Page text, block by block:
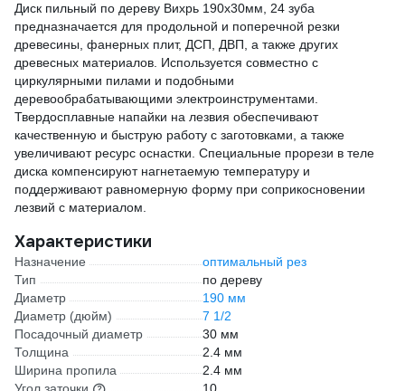
Диск пильный по дереву Вихрь 190х30мм, 24 зуба
предназначается для продольной и поперечной резки
древесины, фанерных плит, ДСП, ДВП, а также других
древесных материалов. Используется совместно с
циркулярными пилами и подобными
деревообрабатывающими электроинструментами.
Твердосплавные напайки на лезвия обеспечивают
качественную и быструю работу с заготовками, а также
увеличивают ресурс оснастки. Специальные прорези в теле
диска компенсируют нагнетаемую температуру и
поддерживают равномерную форму при соприкосновении
лезвий с материалом.
Характеристики
Назначение
оптимальный рез
Тип
по дереву
Диаметр
190 мм
Диаметр (дюйм)
7 1/2
Посадочный диаметр
30 мм
Толщина
2.4 мм
Ширина пропила
2.4 мм